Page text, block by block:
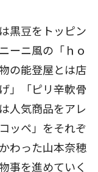
黒豆をトッピン
ーニ風の「ｈｏ
の能登屋とは店
」「ピリ辛軟骨
人気商品をアレ
ッペ」をそれぞ
わった山本奈穂
事を進めていく